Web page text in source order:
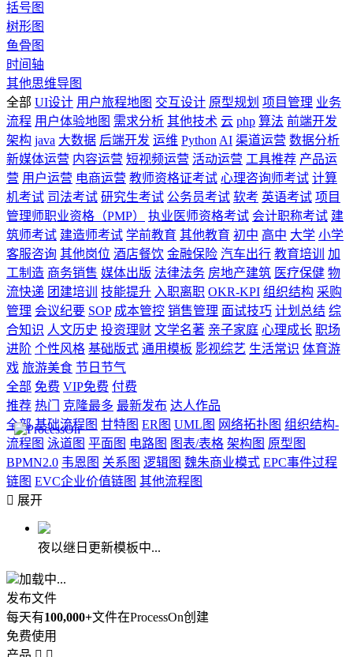
括号图
树形图
鱼骨图
时间轴
其他思维导图
全部 UI设计 用户旅程地图 交互设计 原型规划 项目管理 业务
流程 用户体验地图 需求分析 其他技术 云 php 算法 前端开发
架构 java 大数据 后端开发 运维 Python AI 渠道运营 数据分析
新媒体运营 内容运营 短视频运营 活动运营 工具推荐 产品运
营 用户运营 电商运营 教师资格证考试 心理咨询师考试 计算
机考试 司法考试 研究生考试 公务员考试 软考 英语考试 项目
管理师职业资格（PMP）
执业医师资格考试 会计职称考试 建
筑师考试 建造师考试 学前教育 其他教育 初中 高中 大学 小学
客服咨询 其他岗位 酒店餐饮 金融保险 汽车出行 教育培训
加
工制造 商务销售 媒体出版 法律法务 房地产建筑 医疗保健 物
流快递 团建培训 技能提升 入职离职 OKR-KPI 组织结构 采购
管理 会议纪要 SOP 成本管控 销售管理 面试技巧 计划总结 综
合知识 人文历史 投资理财 文学名著 亲子家庭 心理成长 职场
进阶 个性风格 基础版式 通用模板 影视综艺 生活常识 体育游
戏 旅游美食 节日节气
全部 免费 VIP免费 付费
推荐 热门 克隆最多 最新发布 达人作品
全部 基础流程图 甘特图 ER图 UML图 网络拓扑图 组织结构-
流程图 泳道图 平面图 电路图 图表/表格 架构图 原型图
BPMN2.0 韦恩图 关系图 逻辑图 魏朱商业模式 EPC事件过程
链图 EVC企业价值链图 其他流程图
 展开
夜以继日更新模板中...
加载中...
发布文件
每天有100,000+文件在ProcessOn创建
免费使用